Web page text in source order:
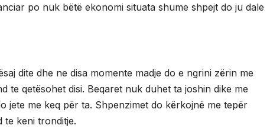
po nuk bëtë ekonomi situata shume shpejt do ju dale
dite dhe ne disa momente madje do e ngrini zërin me
te qetësohet disi. Beqaret nuk duhet ta joshin dike me
jete me keq për ta. Shpenzimet do kërkojnë me tepër
te keni tronditje.